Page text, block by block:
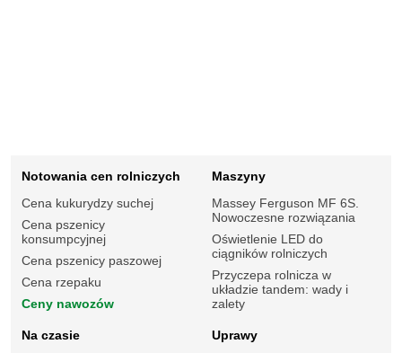
Notowania cen rolniczych
Cena kukurydzy suchej
Cena pszenicy
konsumpcyjnej
Cena pszenicy paszowej
Cena rzepaku
Ceny nawozów
Maszyny
Massey Ferguson MF 6S.
Nowoczesne rozwiązania
Oświetlenie LED do
ciągników rolniczych
Przyczepa rolnicza w
układzie tandem: wady i
zalety
Na czasie
Uprawy